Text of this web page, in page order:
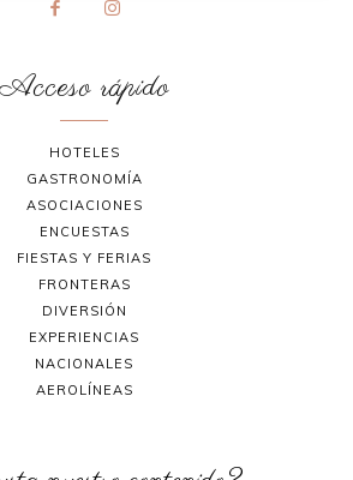
Acceso rápido
HOTELES
GASTRONOMÍA
ASOCIACIONES
ENCUESTAS
FIESTAS Y FERIAS
FRONTERAS
DIVERSIÓN
EXPERIENCIAS
NACIONALES
AEROLÍNEAS